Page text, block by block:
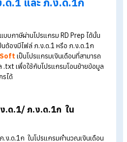
การภาษีเงินได้หัก ณ ที่จ่าย หรือใบสรุป
อื่น ๆ ของพนักงานตลอดทั้งปี ว่าในปีนั้นบ
ะหักภาษีรวมไปเท่าไหร่
ปีละ 1 ครั้ง ภายในเดือนกุมภาพันธ์ของ
าพนักงานคนนั้นจะมีรายได้ถึงเกณฑ์ต้อ